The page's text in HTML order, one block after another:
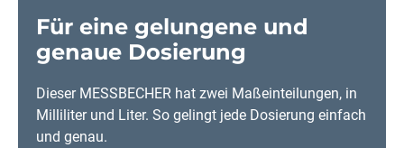
Für eine gelungene und
genaue Dosierung
Dieser MESSBECHER hat zwei Maßeinteilungen, in
Milliliter und Liter. So gelingt jede Dosierung einfach
und genau.